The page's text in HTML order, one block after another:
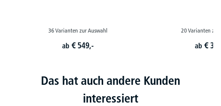
36 Varianten zur Auswahl
ab€ 549,-
20 Varianten zur
ab€
Das hat auch andere Kunden
interessiert